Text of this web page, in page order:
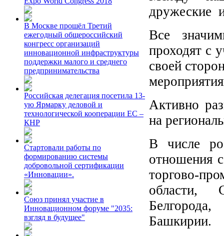
В Москве прошёл Третий
ежегодный общероссийский
конгресс организаций
инновационной инфраструктуры
поддержки малого и среднего
предпринимательства
Российская делегация посетила 13-
ую Ярмарку деловой и
технологической кооперации ЕС –
КНР
Стартовали работы по
формированию системы
добровольной сертификации
«Инновации».
Союз принял участие в
Инновационном форуме "2035:
взгляд в будущее"
дружеские
Все
проходят с
своей
Активно
на
В числе
отношения
торгово-
области,
Башкирии.